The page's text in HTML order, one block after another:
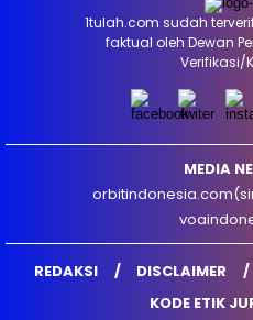
1tulah.com sudah
faktual oleh Dewan
Verifikasi/
MEDIA
REDAKSI DISCLAIMER
KODE ETIK